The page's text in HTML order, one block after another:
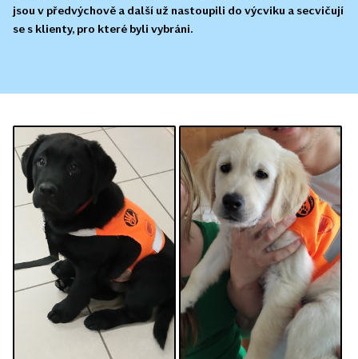
jsou v předvýchově a další už nastoupili do výcviku a secvičují
se s klienty, pro které byli vybráni.